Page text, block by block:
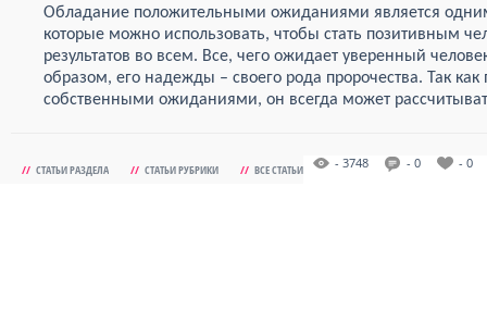
Обладание положительными ожиданиями является
которые можно использовать, чтобы стать позитивным
результатов во всем. Все, чего ожидает уверенный
образом, его надежды – своего рода пророчества. Так
собственными ожиданиями, он всегда может
// СТАТЬИ РАЗДЕЛА // СТАТЬИ РУБРИКИ // ВСЕ СТАТЬИ - 3748 - 0 - 0